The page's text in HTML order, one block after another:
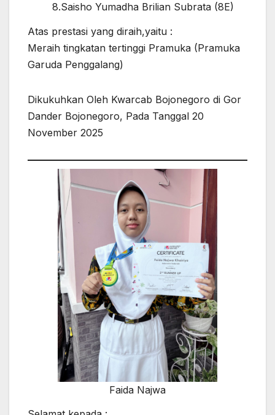
8.Saisho Yumadha Brilian Subrata (8E)
Atas prestasi yang diraih,yaitu :
Meraih tingkatan tertinggi Pramuka (Pramuka
Garuda Penggalang)
Dikukuhkan Oleh Kwarcab Bojonegoro di Gor
Dander Bojonegoro, Pada Tanggal 20
November 2025
Faida Najwa